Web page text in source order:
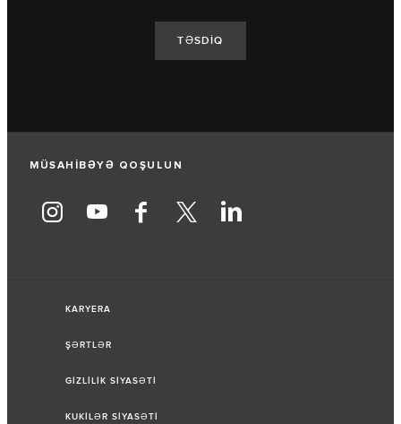
MÜSAHİBƏYƏ QOŞULUN
KARYERA
ŞƏRTLƏR
GİZLİLİK SİYASƏTİ
KUKİLƏR SİYASƏTİ